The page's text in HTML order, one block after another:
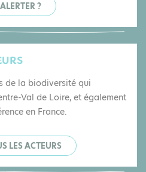
?
de la biodiversité qui
Val de Loire, et également
en France.
LES ACTEURS